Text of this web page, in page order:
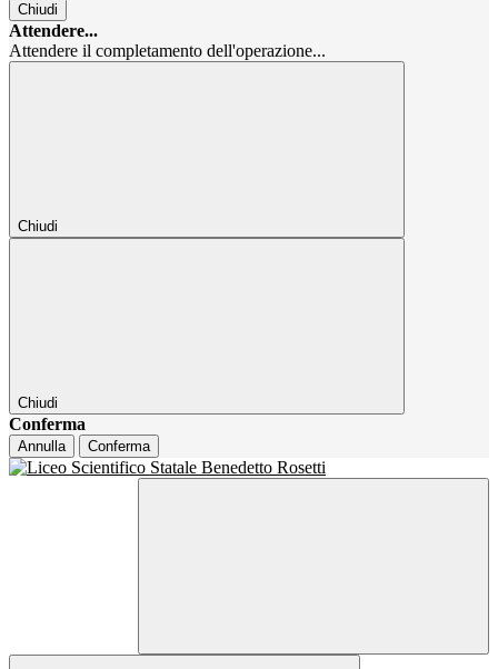
Chiudi
Attendere...
Attendere il completamento dell'operazione...
Chiudi
Chiudi
Conferma
Annulla Conferma